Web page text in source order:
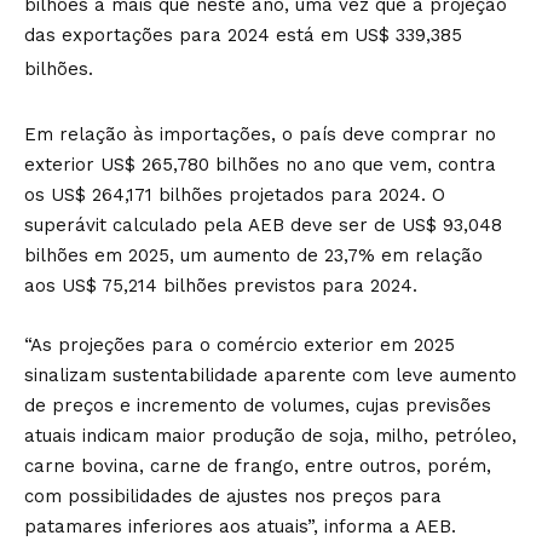
bilhões a mais que neste ano, uma vez que a projeção
das exportações para 2024 está em US$ 339,385
bilhões.
Em relação às importações, o país deve comprar no
exterior US$ 265,780 bilhões no ano que vem, contra
os US$ 264,171 bilhões projetados para 2024. O
superávit calculado pela AEB deve ser de US$ 93,048
bilhões em 2025, um aumento de 23,7% em relação
aos US$ 75,214 bilhões previstos para 2024.
“As projeções para o comércio exterior em 2025
sinalizam sustentabilidade aparente com leve aumento
de preços e incremento de volumes, cujas previsões
atuais indicam maior produção de soja, milho, petróleo,
carne bovina, carne de frango, entre outros, porém,
com possibilidades de ajustes nos preços para
patamares inferiores aos atuais”, informa a AEB.